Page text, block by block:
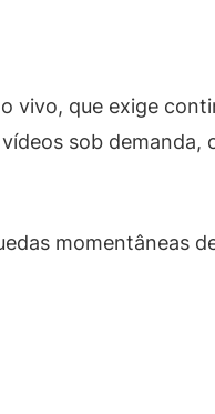
vivo, que exige
sob demanda,
momentâneas